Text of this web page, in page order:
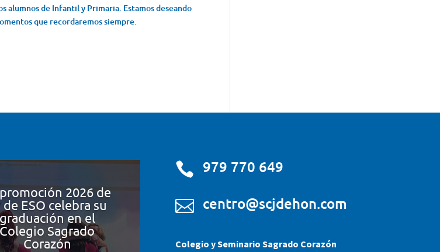
alumnos de Infantil y Primaria. Estamos deseando
que recordaremos siempre.
2026 de
de ESO celebra su
en el
Colegio Sagrado
Corazón
 979 770 649
 centro@scjdehon.com
Colegio y Seminario Sagrado Corazón